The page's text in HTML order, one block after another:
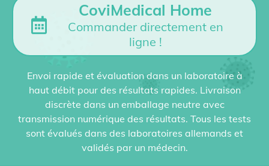
CoviMedical Home
Commander directement en
ligne !
Envoi rapide et évaluation dans un laboratoire à
haut débit pour des résultats rapides. Livraison
discrète dans un emballage neutre avec
transmission numérique des résultats. Tous les tests
sont évalués dans des laboratoires allemands et
validés par un médecin.